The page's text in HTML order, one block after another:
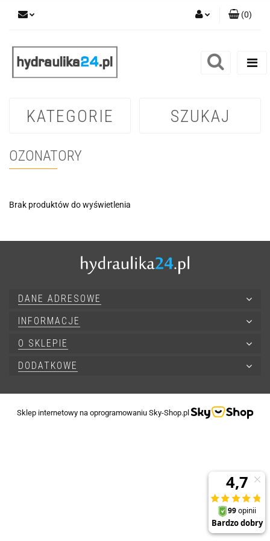
Zarejestruj się
(0)
KATEGORIE SZUKAJ
OZONATORY
Brak produktów do wyświetlenia
DANE ADRESOWE
INFORMACJE
O SKLEPIE
DODATKOWE
Sklep internetowy na oprogramowaniu Sky-Shop.pl